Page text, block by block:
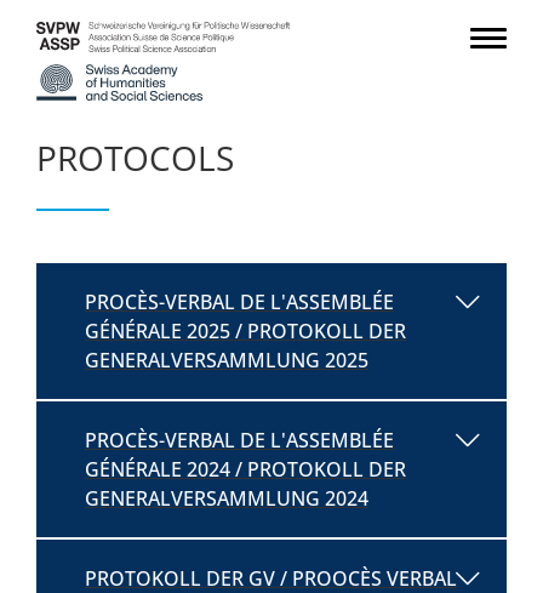
PROTOCOLS
PROCÈS-VERBAL DE L'ASSEMBLÉE
GÉNÉRALE 2025 / PROTOKOLL DER
GENERALVERSAMMLUNG 2025
PROCÈS-VERBAL DE L'ASSEMBLÉE
GÉNÉRALE 2024 / PROTOKOLL DER
GENERALVERSAMMLUNG 2024
PROTOKOLL DER GV / PROOCÈS VERBAL